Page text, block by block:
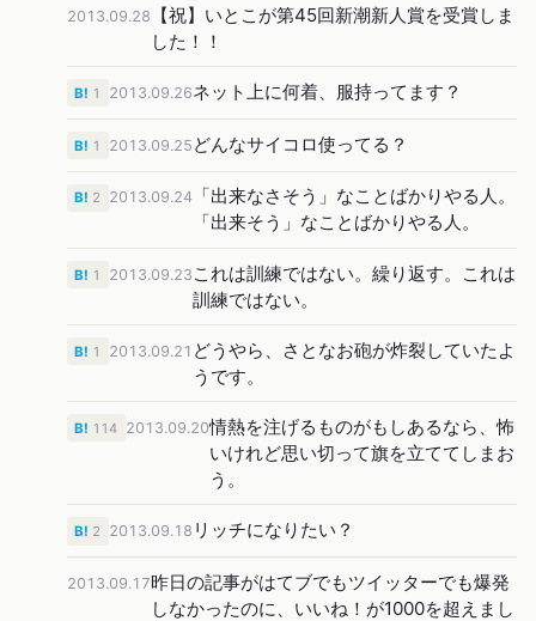
2013.09.28
【祝】いとこが第45回新潮新人賞を受賞しま
した！！
2013.09.26ネット上に何着、服持ってます？
B! 1
2013.09.25 どんなサイコロ使ってる？
B! 1
2013.09.24
「出来なさそう」なことばかりやる人。
「出来そう」なことばかりやる人。
B! 2
2013.09.23 これは訓練ではない。繰り返す。これは
訓練ではない。
B! 1
2013.09.21 どうやら、さとなお砲が炸裂していたよ
うです。
B! 1
2013.09.20情熱を注げるものがもしあるなら、怖
いけれど思い切って旗を立ててしまお
う。
B! 114
2013.09.18 リッチになりたい？
B! 2
2013.09.17昨日の記事がはてブでもツイッターでも爆発
しなかったのに、いいね！が1000を超えまし